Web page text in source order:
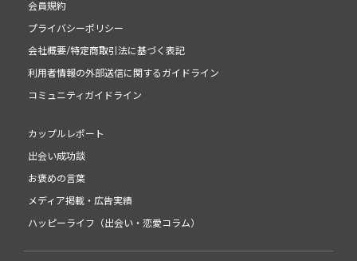
会員規約
プライバシーポリシー
会社概要/特定商取引法に基づく表記
利用者情報の外部送信に関するガイドライン
コミュニティガイドライン
カップルレポート
出会い成功談
お褒めの言葉
メディア掲載・広告実績
ハッピーライフ（出会い・恋愛コラム）